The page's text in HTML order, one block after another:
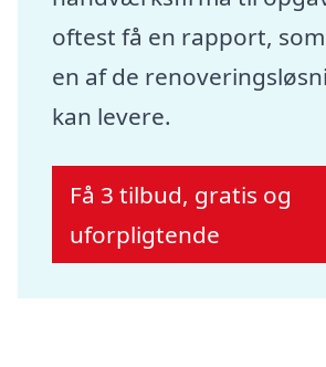
oftest få en rapport,
en af de
kan levere.
Få 3 tilbud, gratis og
uforpligtende